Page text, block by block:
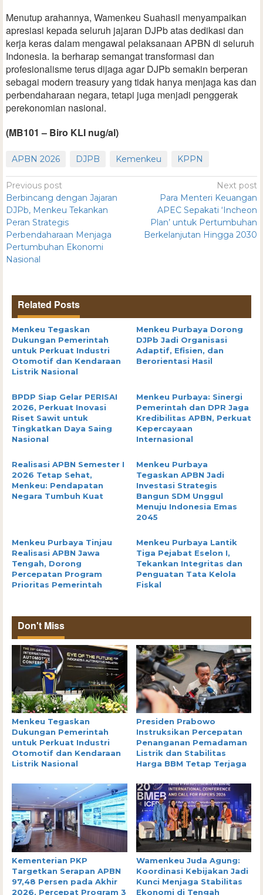
Menutup arahannya, Wamenkeu Suahasil menyampaikan
apresiasi kepada seluruh jajaran DJPb atas dedikasi dan
kerja keras dalam mengawal pelaksanaan APBN di seluruh
Indonesia. Ia berharap semangat transformasi dan
profesionalisme terus dijaga agar DJPb semakin berperan
sebagai modern treasury yang tidak hanya menjaga kas dan
perbendaharaan negara, tetapi juga menjadi penggerak
perekonomian nasional.
(MB101 – Biro KLI nug/al)
APBN 2026 DJPB Kemenkeu KPPN
Previous post
Berbincang dengan Jajaran
DJPb, Menkeu Tekankan
Peran Strategis
Perbendaharaan Menjaga
Pertumbuhan Ekonomi
Nasional
Next post
Para Menteri Keuangan
APEC Sepakati ‘Incheon
Plan’ untuk Pertumbuhan
Berkelanjutan Hingga 2030
Related Posts
Menkeu Tegaskan
Dukungan Pemerintah
untuk Perkuat Industri
Otomotif dan Kendaraan
Listrik Nasional
Menkeu Purbaya Dorong
DJPb Jadi Organisasi
Adaptif, Efisien, dan
Berorientasi Hasil
BPDP Siap Gelar PERISAI
2026, Perkuat Inovasi
Riset Sawit untuk
Tingkatkan Daya Saing
Nasional
Menkeu Purbaya: Sinergi
Pemerintah dan DPR Jaga
Kredibilitas APBN, Perkuat
Kepercayaan
Internasional
Realisasi APBN Semester I
2026 Tetap Sehat,
Menkeu: Pendapatan
Negara Tumbuh Kuat
Menkeu Purbaya
Tegaskan APBN Jadi
Investasi Strategis
Bangun SDM Unggul
Menuju Indonesia Emas
2045
Menkeu Purbaya Tinjau
Realisasi APBN Jawa
Tengah, Dorong
Percepatan Program
Prioritas Pemerintah
Menkeu Purbaya Lantik
Tiga Pejabat Eselon I,
Tekankan Integritas dan
Penguatan Tata Kelola
Fiskal
Don't Miss
Menkeu Tegaskan
Dukungan Pemerintah
untuk Perkuat Industri
Otomotif dan Kendaraan
Listrik Nasional
Presiden Prabowo
Instruksikan Percepatan
Penanganan Pemadaman
Listrik dan Stabilitas
Harga BBM Tetap Terjaga
Kementerian PKP
Targetkan Serapan APBN
97,48 Persen pada Akhir
2026, Percepat Program 3
Wamenkeu Juda Agung:
Koordinasi Kebijakan Jadi
Kunci Menjaga Stabilitas
Ekonomi di Tengah